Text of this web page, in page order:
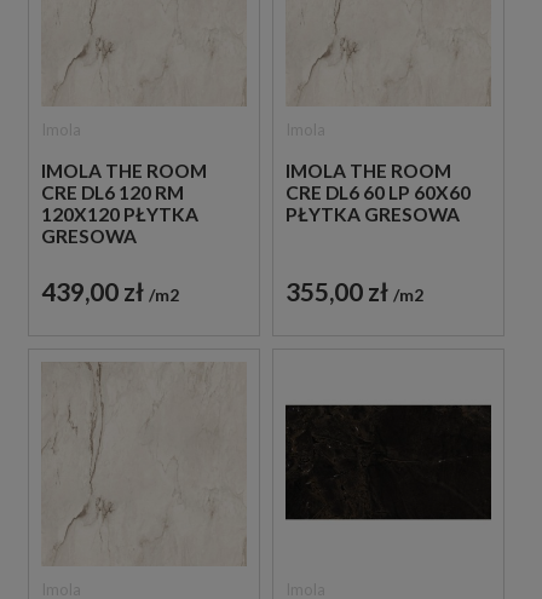
IMOLA THE ROOM
CRE DL6 120 RM
120X120 PŁYTKA
GRESOWA
439,00 zł m2
IMOLA THE ROOM
CRE DL6 60 LP 60X60
PŁYTKA GRESOWA
355,00 zł m2